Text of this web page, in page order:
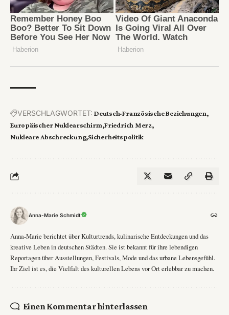
VERSCHLAGWORTET: Deutsch-Französische Beziehungen
Europäischer Nuklearschirm Friedrich Merz
Nukleare Abschreckung Sicherheitspolitik
Anna-Marie Schmidt
Anna-Marie berichtet über Kulturtrends, kulinarische Entdeckungen und das
kreative Leben in deutschen Städten. Sie ist bekannt für ihre lebendigen
Reportagen über Ausstellungen, Festivals, Mode und das urbane Lebensgefühl.
Ihr Ziel ist es, die Vielfalt des kulturellen Lebens vor Ort erlebbar zu machen.
Einen Kommentar hinterlassen